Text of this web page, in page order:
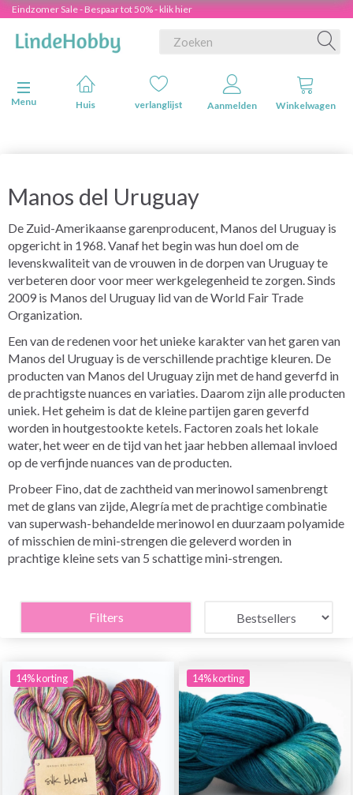
Eindzomer Sale - Bespaar tot 50% - klik hier
Navigatie in-/uitschakelen
Menu
Huis verlanglijst Aanmelden Winkelwagen
Manos del Uruguay
De Zuid-Amerikaanse garenproducent, Manos del Uruguay is
opgericht in 1968. Vanaf het begin was hun doel om de
levenskwaliteit van de vrouwen in de dorpen van Uruguay te
verbeteren door voor meer werkgelegenheid te zorgen. Sinds
2009 is Manos del Uruguay lid van de World Fair Trade
Organization.
Een van de redenen voor het unieke karakter van het garen van
Manos del Uruguay is de verschillende prachtige kleuren. De
producten van Manos del Uruguay zijn met de hand geverfd in
de prachtigste nuances en variaties. Daarom zijn alle producten
uniek. Het geheim is dat de kleine partijen garen geverfd
worden in houtgestookte ketels. Factoren zoals het lokale
water, het weer en de tijd van het jaar hebben allemaal invloed
op de verfijnde nuances van de producten.
Probeer Fino, dat de zachtheid van merinowol samenbrengt
met de glans van zijde, Alegría met de prachtige combinatie
van superwash-behandelde merinowol en duurzaam polyamide
of misschien de mini-strengen die geleverd worden in
prachtige kleine sets van 5 schattige mini-strengen.
Filters
14% korting 14% korting